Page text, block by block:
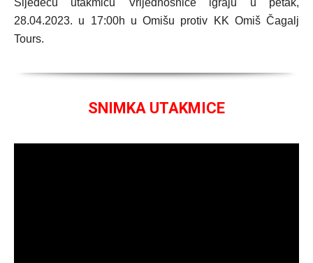
Sljedeću utakmicu Vrijednosnice igraju u petak,
28.04.2023. u 17:00h u Omišu protiv KK Omiš Čagalj
Tours.
SNIMKA UTAKMICE